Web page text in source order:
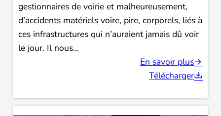
gestionnaires de voirie et malheureusement,
d’accidents matériels voire, pire, corporels, liés à
ces infrastructures qui n’auraient jamais dû voir
le jour. Il nous…
En savoir plus
Télécharger